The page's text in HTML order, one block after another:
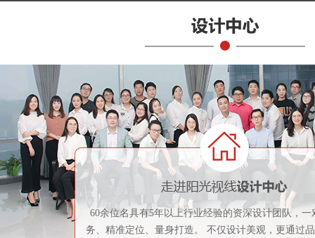
60余位名具有5年以上行业经验的资深设计团队，一
务、精准定位、量身打造。 不仅设计美观，更通过